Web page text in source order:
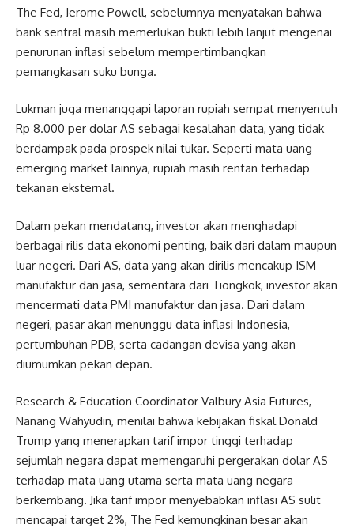
The Fed, Jerome Powell, sebelumnya menyatakan bahwa
bank sentral masih memerlukan bukti lebih lanjut mengenai
penurunan inflasi sebelum mempertimbangkan
pemangkasan suku bunga.
Lukman juga menanggapi laporan rupiah sempat menyentuh
Rp 8.000 per dolar AS sebagai kesalahan data, yang tidak
berdampak pada prospek nilai tukar. Seperti mata uang
emerging market lainnya, rupiah masih rentan terhadap
tekanan eksternal.
Dalam pekan mendatang, investor akan menghadapi
berbagai rilis data ekonomi penting, baik dari dalam maupun
luar negeri. Dari AS, data yang akan dirilis mencakup ISM
manufaktur dan jasa, sementara dari Tiongkok, investor akan
mencermati data PMI manufaktur dan jasa. Dari dalam
negeri, pasar akan menunggu data inflasi Indonesia,
pertumbuhan PDB, serta cadangan devisa yang akan
diumumkan pekan depan.
Research & Education Coordinator Valbury Asia Futures,
Nanang Wahyudin, menilai bahwa kebijakan fiskal Donald
Trump yang menerapkan tarif impor tinggi terhadap
sejumlah negara dapat memengaruhi pergerakan dolar AS
terhadap mata uang utama serta mata uang negara
berkembang. Jika tarif impor menyebabkan inflasi AS sulit
mencapai target 2%, The Fed kemungkinan besar akan